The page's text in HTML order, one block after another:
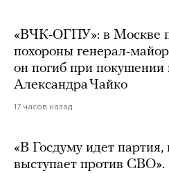
«ВЧК-ОГПУ»: в Москве
похороны генерал-
он погиб при
Александра Чайко
17 часов назад
«В Госдуму идет партия,
выступает против СВО».